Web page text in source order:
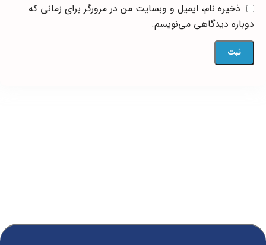
ذخیره نام، ایمیل و وبسایت من در مرورگر برای زمانی که
دوباره دیدگاهی می‌نویسم.